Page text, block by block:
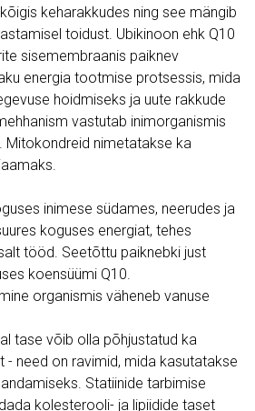
keharakkudes ning see mängib
toidust. Ubikinoon ehk Q10
sisemembraanis paiknev
energia tootmise protsessis, mida
hoidmiseks ja uute rakkude
vastutab inimorganismis
Mitokondreid nimetatakse ka
inimese südames, neerudes ja
koguses energiat, tehes
tööd. Seetõttu paiknebki just
koensüümi Q10.
organismis väheneb vanuse
tase võib olla põhjustatud ka
- need on ravimid, mida kasutatakse
Statiinide tarbimise
kolesterooli- ja lipiidide taset